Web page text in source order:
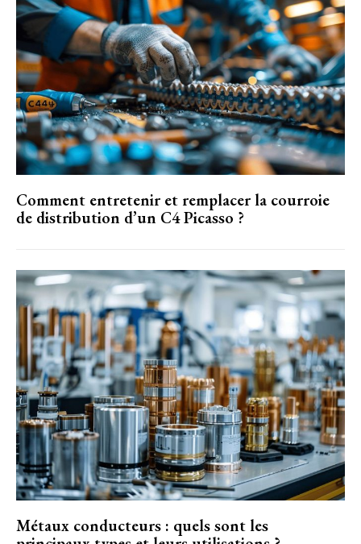
Comment entretenir et remplacer la courroie
de distribution d’un C4 Picasso ?
Métaux conducteurs : quels sont les